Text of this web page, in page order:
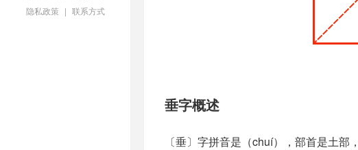
隐私政策 | 联系方式
垂字概述
〔垂〕字拼音是（chuí），部首是土部